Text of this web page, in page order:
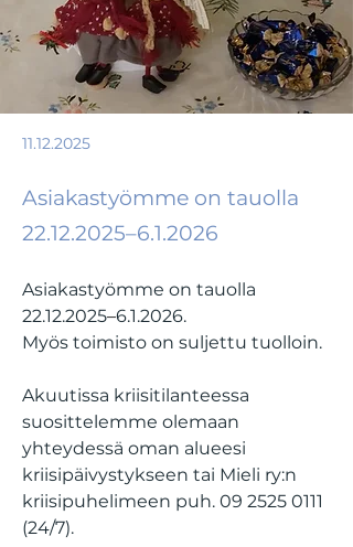
11.12.2025
Asiakastyömme on tauolla
22.12.2025–6.1.2026
Asiakastyömme on tauolla
22.12.2025–6.1.2026.
Myös toimisto on suljettu tuolloin.
Akuutissa kriisitilanteessa
suosittelemme olemaan
yhteydessä oman alueesi
kriisipäivystykseen tai Mieli ry:n
kriisipuhelimeen puh. 09 2525 0111
(24/7).